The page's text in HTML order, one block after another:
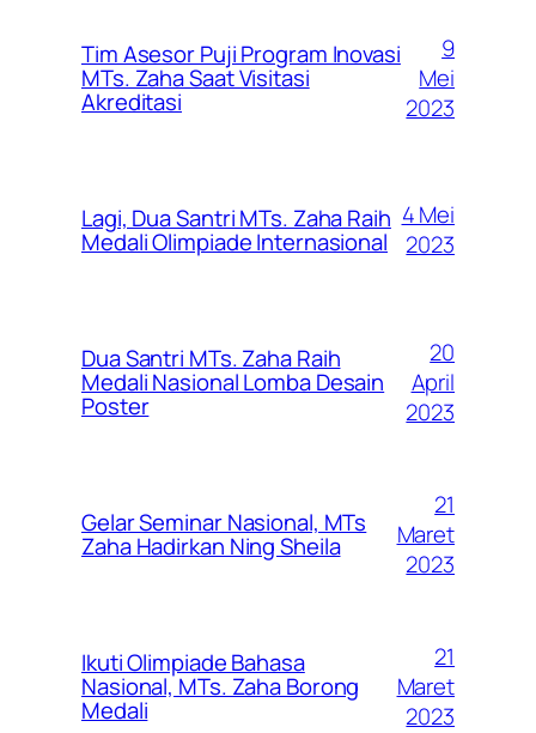
Tim Asesor Puji Program Inovasi
MTs. Zaha Saat Visitasi
Akreditasi
9
Mei
2023
Lagi, Dua Santri MTs. Zaha Raih
Medali Olimpiade Internasional
4 Mei
2023
Dua Santri MTs. Zaha Raih
Medali Nasional Lomba Desain
Poster
20
April
2023
Gelar Seminar Nasional, MTs
Zaha Hadirkan Ning Sheila
21
Maret
2023
Ikuti Olimpiade Bahasa
Nasional, MTs. Zaha Borong
Medali
21
Maret
2023